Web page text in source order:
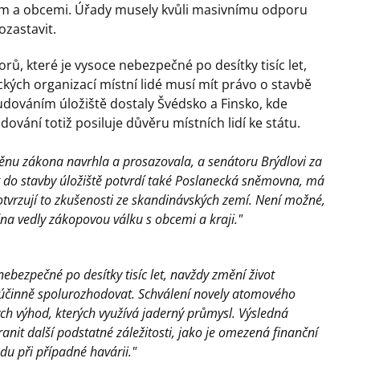
a obcemi. Úřady musely kvůli masivnímu odporu
které je vysoce nebezpečné po desítky tisíc let,
organizací místní lidé musí mít právo o stavbě
úložiště dostaly Švédsko a Finsko, kde
totiž posiluje důvěru místních lidí ke státu.
zákona navrhla a prosazovala, a senátoru Brýdlovi za
stavby úložiště potvrdí také Poslanecká sněmovna, má
to zkušenosti ze skandinávských zemí. Není možné,
vedly zákopovou válku s obcemi a kraji."
po desítky tisíc let, navždy změní život
spolurozhodovat. Schválení novely atomového
výhod, kterých využívá jaderný průmysl. Výsledná
další podstatné záležitosti, jako je omezená finanční
při případné havárii."